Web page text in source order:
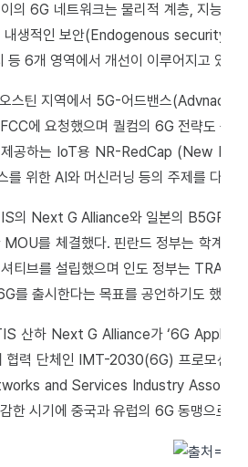
이의 6G 네트워크는 물리적 계층, 지능
생적인 보안(Endogenous security),
6개 영역에서 개선이 이루어지고 있다.
스틴 지역에서 5G-어드밴스
에 요청했으며 퀄컴의 6G 전략도 등
공하는 IoT용 NR-RedCap (New
를 위한 AI와 머신러닝 등의 주제를 다루
의 Next G Alliance와 일본의
MOU를 체결했다. 핀란드 정부는 학계
셔티브를 설립했으며 인도 정부는
를 출시한다는 목표를 공언하기도 했다.
산하 Next G Alliance가 ‘6G
력 단체인 IMT-2030(6G) 프로모션 그
and Services Industry
한 시기에 중국과 유럽의 6G 동맹으로